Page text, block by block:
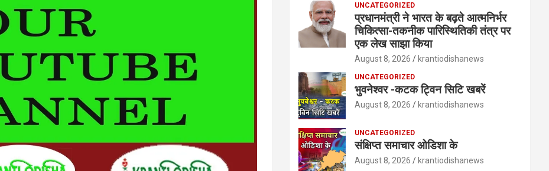
UNCATEGORIZED
प्रधानमंत्री ने भारत के बढ़ते आत्मनिर्भर
चिकित्सा-तकनीक पारिस्थितिकी तंत्र पर
एक लेख साझा किया
August 8, 2026 krantiodishanews
UNCATEGORIZED
भुवनेश्वर -कटक ट्विन सिटि खबरें
August 8, 2026 krantiodishanews
UNCATEGORIZED
संक्षिप्त समाचार ओडिशा के
August 8, 2026 krantiodishanews